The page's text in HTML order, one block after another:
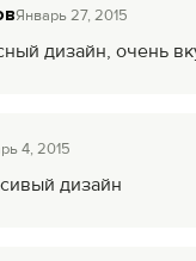
Январь 27, 2015
дизайн, очень
4, 2015
дизайн